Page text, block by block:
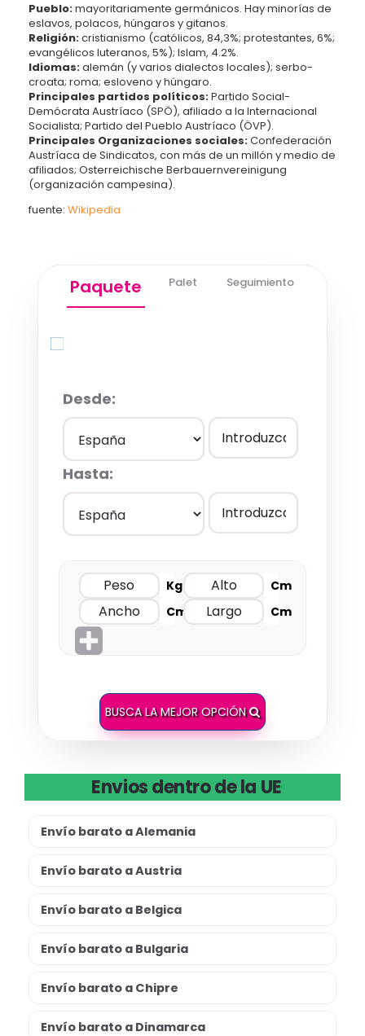
Pueblo:mayoritariamente germánicos. Hay minorías de
eslavos, polacos, húngaros y gitanos.
Religión:cristianismo (católicos, 84,3%; protestantes, 6%;
evangélicos luteranos, 5%); Islam, 4.2%.
Idiomas:alemán (y varios dialectos locales); serbo-
croata; roma; esloveno y húngaro.
Principales partidos políticos:Partido Social-
Demócrata Austríaco (SPÖ), afiliado a la Internacional
Socialista; Partido del Pueblo Austríaco (ÖVP).
Principales Organizaciones sociales:Confederación
Austríaca de Sindicatos, con más de un millón y medio de
afiliados; Osterreichische Berbauernvereinigung
(organización campesina).
fuente: Wikipedia
Paquete Palet Seguimiento
Desde:
Hasta:
Kg
Cm
Cm
Cm
BUSCA LA MEJOR OPCIÓN
Envios dentro de la UE
Envío barato a Alemania
Envío barato a Austria
Envío barato a Belgica
Envío barato a Bulgaria
Envío barato a Chipre
Envío barato a Dinamarca